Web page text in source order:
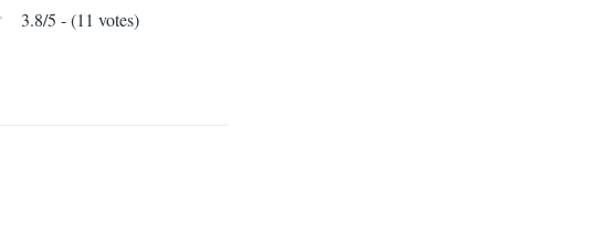
3.8/5 - (11 votes)